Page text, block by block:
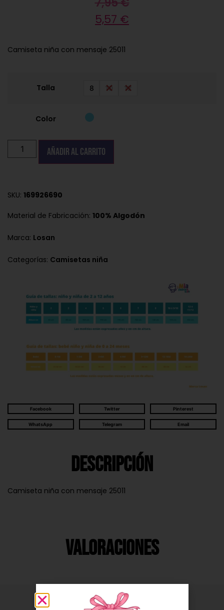
5,57 €
Camiseta niña con mensaje 25011
Talla 8 10 12
Color
Añadir al carrito
SKU: 169926690
Material de Fabricación: 100% Algodón
Marca: Losan
Categorías: Camisetas niña
Facebook Twitter Pinterest
WhatsApp Telegram Email
Descripción
Camiseta niña con mensaje 25011
Valoraciones